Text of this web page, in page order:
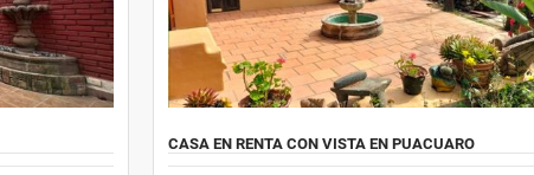
CASA EN RENTA CON VISTA EN PUACUARO